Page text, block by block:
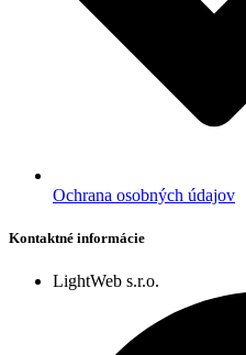
Ochrana osobných údajov
Kontaktné informácie
LightWeb s.r.o.